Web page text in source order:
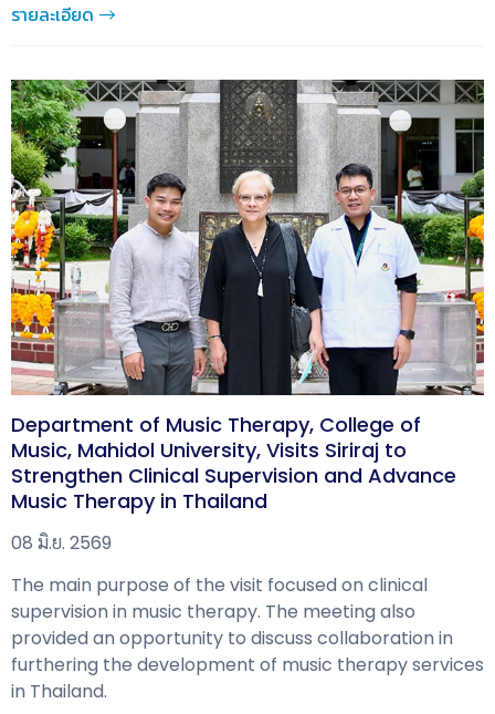
รายละเอียด
Department of Music Therapy, College of
Music, Mahidol University, Visits Siriraj to
Strengthen Clinical Supervision and Advance
Music Therapy in Thailand
08 มิ.ย. 2569
The main purpose of the visit focused on clinical
supervision in music therapy. The meeting also
provided an opportunity to discuss collaboration in
furthering the development of music therapy services
in Thailand.